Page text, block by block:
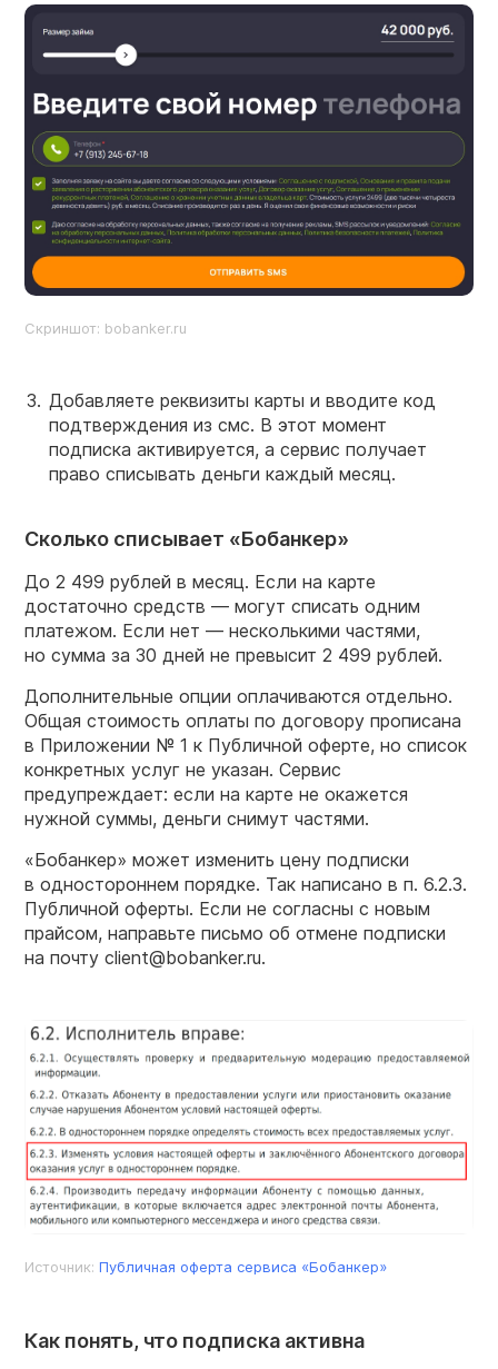
Скриншот: bobanker.ru
Добавляете реквизиты карты и вводите код
подтверждения из смс. В этот момент
подписка активируется, а сервис получает
право списывать деньги каждый месяц.
Сколько списывает «Бобанкер»
До 2 499 рублей в месяц. Если на карте
достаточно средств — могут списать одним
платежом. Если нет — несколькими частями,
но сумма за 30 дней не превысит 2 499 рублей.
Дополнительные опции оплачиваются отдельно.
Общая стоимость оплаты по договору прописана
в Приложении № 1 к Публичной оферте, но список
конкретных услуг не указан. Сервис
предупреждает: если на карте не окажется
нужной суммы, деньги снимут частями.
«Бобанкер» может изменить цену подписки
в одностороннем порядке. Так написано в п. 6.2.3.
Публичной оферты. Если не согласны с новым
прайсом, направьте письмо об отмене подписки
на почту client@bobanker.ru.
Источник: Публичная оферта сервиса «Бобанкер»
Как понять, что подписка активна